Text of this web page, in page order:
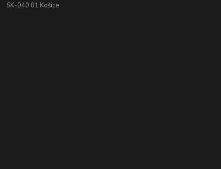
SK-040 01 Košice